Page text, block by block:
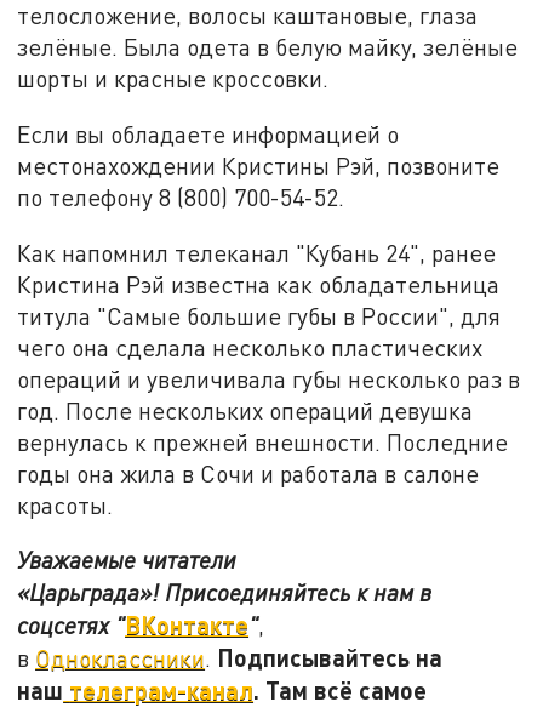
телосложение, волосы каштановые, глаза
зелёные. Была одета в белую майку, зелёные
шорты и красные кроссовки.
Если вы обладаете информацией о
местонахождении Кристины Рэй, позвоните
по телефону 8 (800) 700-54-52.
Как напомнил телеканал "Кубань 24", ранее
Кристина Рэй известна как обладательница
титула "Самые большие губы в России", для
чего она сделала несколько пластических
операций и увеличивала губы несколько раз в
год. После нескольких операций девушка
вернулась к прежней внешности. Последние
годы она жила в Сочи и работала в салоне
красоты.
Уважаемые читатели
«Царьграда»! Присоединяйтесь к нам в
соцсетях "ВКонтакте",
в Одноклассники. Подписывайтесь на
наш телеграм-канал. Там всё самое